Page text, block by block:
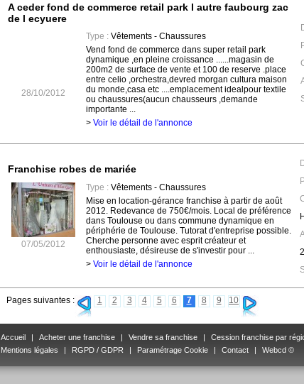
A ceder fond de commerce retail park l autre faubourg zac
de l ecyuere
28/10/2012
Type :Vêtements - Chaussures
Vend fond de commerce dans super retail park
dynamique ,en pleine croissance ......magasin de
200m2 de surface de vente et 100 de reserve .place
entre celio ,orchestra,devred morgan cultura maison
du monde,casa etc ....emplacement idealpour textile
ou chaussures(aucun chausseurs ,demande
importante ...
> Voir le détail de l'annonce
Franchise robes de mariée
07/05/2012
Type :Vêtements - Chaussures
Mise en location-gérance franchise à partir de août
2012. Redevance de 750€/mois. Local de préférence
dans Toulouse ou dans commune dynamique en
périphérie de Toulouse. Tutorat d'entreprise possible.
Cherche personne avec esprit créateur et
enthousiaste, désireuse de s'investir pour ...
> Voir le détail de l'annonce
Pages suivantes : 1 2 3 4 5 6 7 8 9 10
Accueil Acheter une franchise Vendre sa franchise Cession franchise par
Mentions légales
RGPD / GDPR Paramétrage Cookie Contact Webcd ©